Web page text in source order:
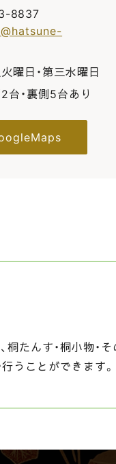
8837
曜日・第三水曜日
台・裏側5台あり
桐たんす・桐小物・
うことができます。